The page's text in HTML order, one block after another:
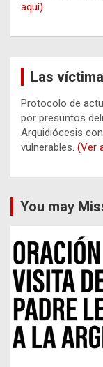
aquí)
Las
Protocolo de
por presuntos
Arquidiócesis
vulnerables. (Ver
You may